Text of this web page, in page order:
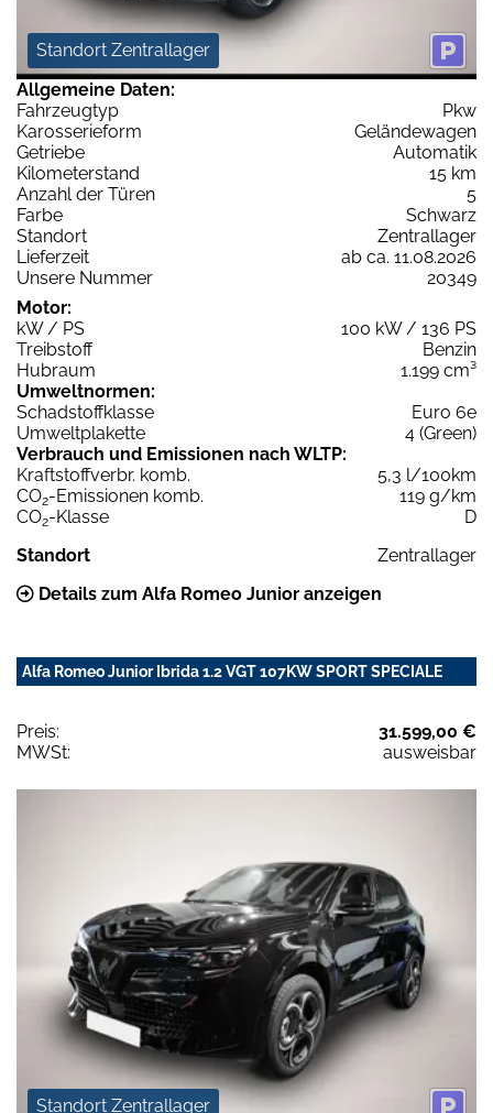
Standort Zentrallager
Allgemeine Daten:
Fahrzeugtyp
Pkw
Karosserieform
Geländewagen
Getriebe
Automatik
Kilometerstand
15 km
Anzahl der Türen
5
Farbe
Schwarz
Standort
Zentrallager
Lieferzeit
ab ca. 11.08.2026
Unsere Nummer
20349
Motor:
kW / PS
100 kW / 136 PS
Treibstoff
Benzin
Hubraum
1.199 cm³
Umweltnormen:
Schadstoffklasse
Euro 6e
Umweltplakette
4 (Green)
Verbrauch und Emissionen nach WLTP:
Kraftstoffverbr. komb.
5,3 l/100km
CO2-Emissionen komb.
119 g/km
CO2-Klasse
D
Standort
Zentrallager
Details zum Alfa Romeo Junior anzeigen
Alfa Romeo Junior Ibrida 1.2 VGT 107KW SPORT SPECIALE
Preis:
31.599,00 €
MWSt:
ausweisbar
Standort Zentrallager